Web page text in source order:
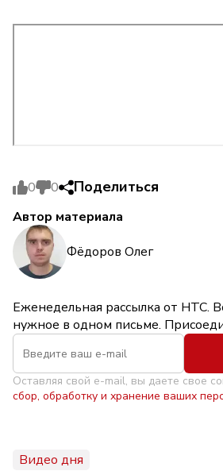
0 0 Поделиться
Автор материала
Фёдоров Олег
Еженедельная рассылка от НТС.
нужное в одном письме.
Оставляя свой e-mail, вы даете свое
сбор, обработку и хранение ваших
Видео дня